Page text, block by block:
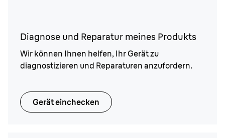
Diagnose und Reparatur meines Produkts
Wir können Ihnen helfen, Ihr Gerät zu
diagnostizieren und Reparaturen anzufordern.
Gerät einchecken